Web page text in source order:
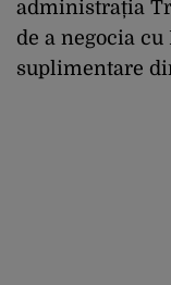
administrația
de a negocia
suplimentare